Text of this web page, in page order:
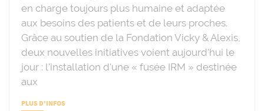
en charge toujours plus humaine et adaptée
aux besoins des patients et de leurs proches.
Grâce au soutien de la Fondation Vicky & Alexis,
deux nouvelles initiatives voient aujourd'hui le
jour : l'installation d'une « fusée IRM » destinée
aux
PLUS D'INFOS